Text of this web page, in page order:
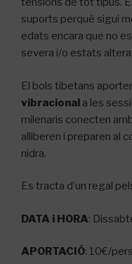
suports perquè sigui
edats encara que no
severa i/o estats
El bols tibetans
vibracional a les
milenaris conecten
alliberen i preparen al
nidra.
Es tracta d’un regal
DATA i HORA:
APORTACIÓ: 10€/